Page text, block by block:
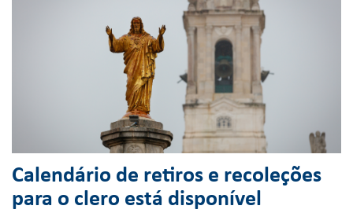
Calendário de retiros e recoleções
para o clero está disponível